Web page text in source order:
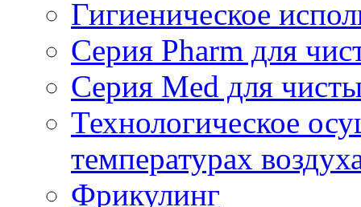
Гигиеническое
Серия Pharm для
Серия Med для
Технологическое
температурах
Фрикулинг